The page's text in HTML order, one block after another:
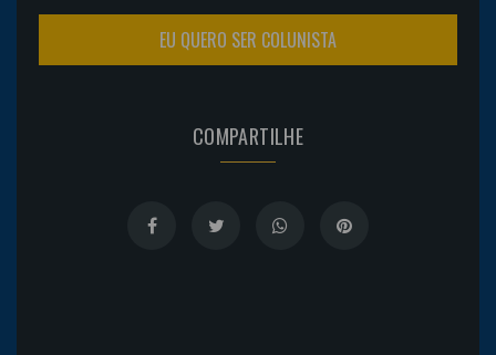
EU QUERO SER COLUNISTA
COMPARTILHE